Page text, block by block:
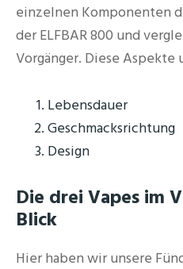
einzelnen Komponenten
der ELFBAR 800 und
Vorgänger. Diese Aspekte
Lebensdauer
Geschmacksrichtung
Design
Die drei Vapes im
Blick
Hier haben wir unsere